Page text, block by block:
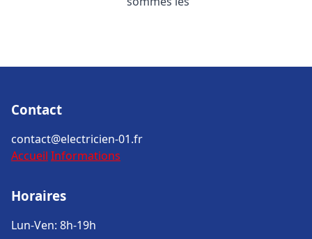
Contact
contact@electricien-01.fr
Accueil Informations
Horaires
Lun-Ven: 8h-19h